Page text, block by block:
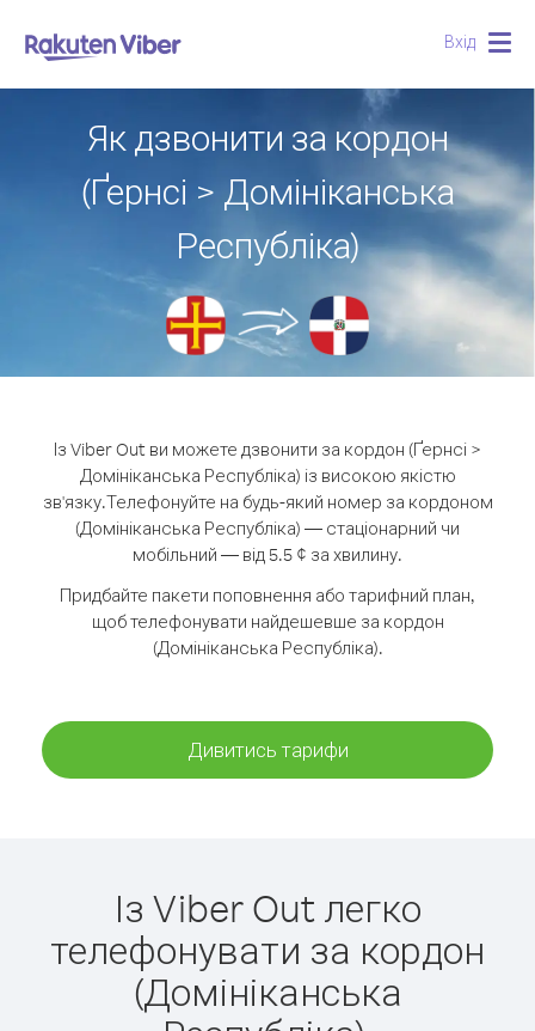
Вхід
Як дзвонити за кордон
(Ґернсі > Домініканська
Республіка)
Із Viber Out ви можете дзвонити за кордон (Ґернсі >
Домініканська Республіка) із високою якістю
зв'язку.Телефонуйте на будь-який номер за кордоном
(Домініканська Республіка) — стаціонарний чи
мобільний — від 5.5 ¢ за хвилину.
Придбайте пакети поповнення або тарифний план,
щоб телефонувати найдешевше за кордон
(Домініканська Республіка).
Дивитись тарифи
Із Viber Out легко
телефонувати за кордон
(Домініканська